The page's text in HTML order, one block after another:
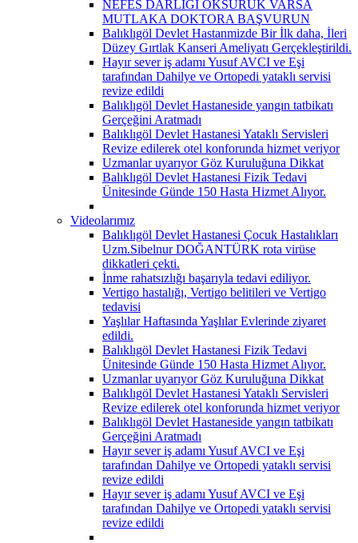
NEFES DARLIĞI ÖKSÜRÜK VARSA
MUTLAKA DOKTORA BAŞVURUN
Balıklıgöl Devlet Hastanmizde Bir İlk daha, İleri
Düzey Gırtlak Kanseri Ameliyatı Gerçekleştirildi.
Hayır sever iş adamı Yusuf AVCI ve Eşi
tarafından Dahilye ve Ortopedi yataklı servisi
revize edildi
Balıklıgöl Devlet Hastaneside yangın tatbikatı
Gerçeğini Aratmadı
Balıklıgöl Devlet Hastanesi Yataklı Servisleri
Revize edilerek otel konforunda hizmet veriyor
Uzmanlar uyarıyor Göz Kuruluğuna Dikkat
Balıklıgöl Devlet Hastanesi Fizik Tedavi
Ünitesinde Günde 150 Hasta Hizmet Alıyor.
Videolarımız
Balıklıgöl Devlet Hastanesi Çocuk Hastalıkları
Uzm.Sibelnur DOĞANTÜRK rota virüse
dikkatleri çekti.
İnme rahatsızlığı başarıyla tedavi ediliyor.
Vertigo hastalığı, Vertigo belitileri ve Vertigo
tedavisi
Yaşlılar Haftasında Yaşlılar Evlerinde ziyaret
edildi.
Balıklıgöl Devlet Hastanesi Fizik Tedavi
Ünitesinde Günde 150 Hasta Hizmet Alıyor.
Uzmanlar uyarıyor Göz Kuruluğuna Dikkat
Balıklıgöl Devlet Hastanesi Yataklı Servisleri
Revize edilerek otel konforunda hizmet veriyor
Balıklıgöl Devlet Hastaneside yangın tatbikatı
Gerçeğini Aratmadı
Hayır sever iş adamı Yusuf AVCI ve Eşi
tarafından Dahilye ve Ortopedi yataklı servisi
revize edildi
Hayır sever iş adamı Yusuf AVCI ve Eşi
tarafından Dahilye ve Ortopedi yataklı servisi
revize edildi